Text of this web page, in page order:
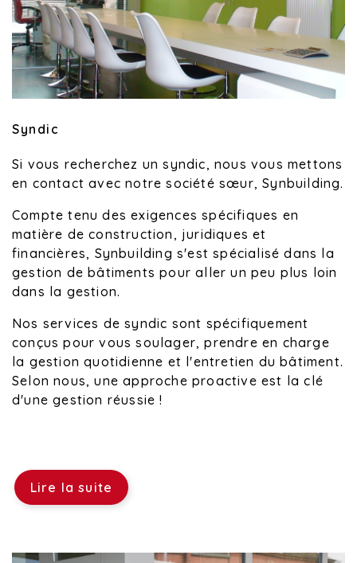
Syndic
Si vous recherchez un syndic, nous vous mettons
en contact avec notre société sœur, Synbuilding.
Compte tenu des exigences spécifiques en
matière de construction, juridiques et
financières, Synbuilding s'est spécialisé dans la
gestion de bâtiments pour aller un peu plus loin
dans la gestion.
Nos services de syndic sont spécifiquement
conçus pour vous soulager, prendre en charge
la gestion quotidienne et l'entretien du bâtiment.
Selon nous, une approche proactive est la clé
d'une gestion réussie !
Lire la suite